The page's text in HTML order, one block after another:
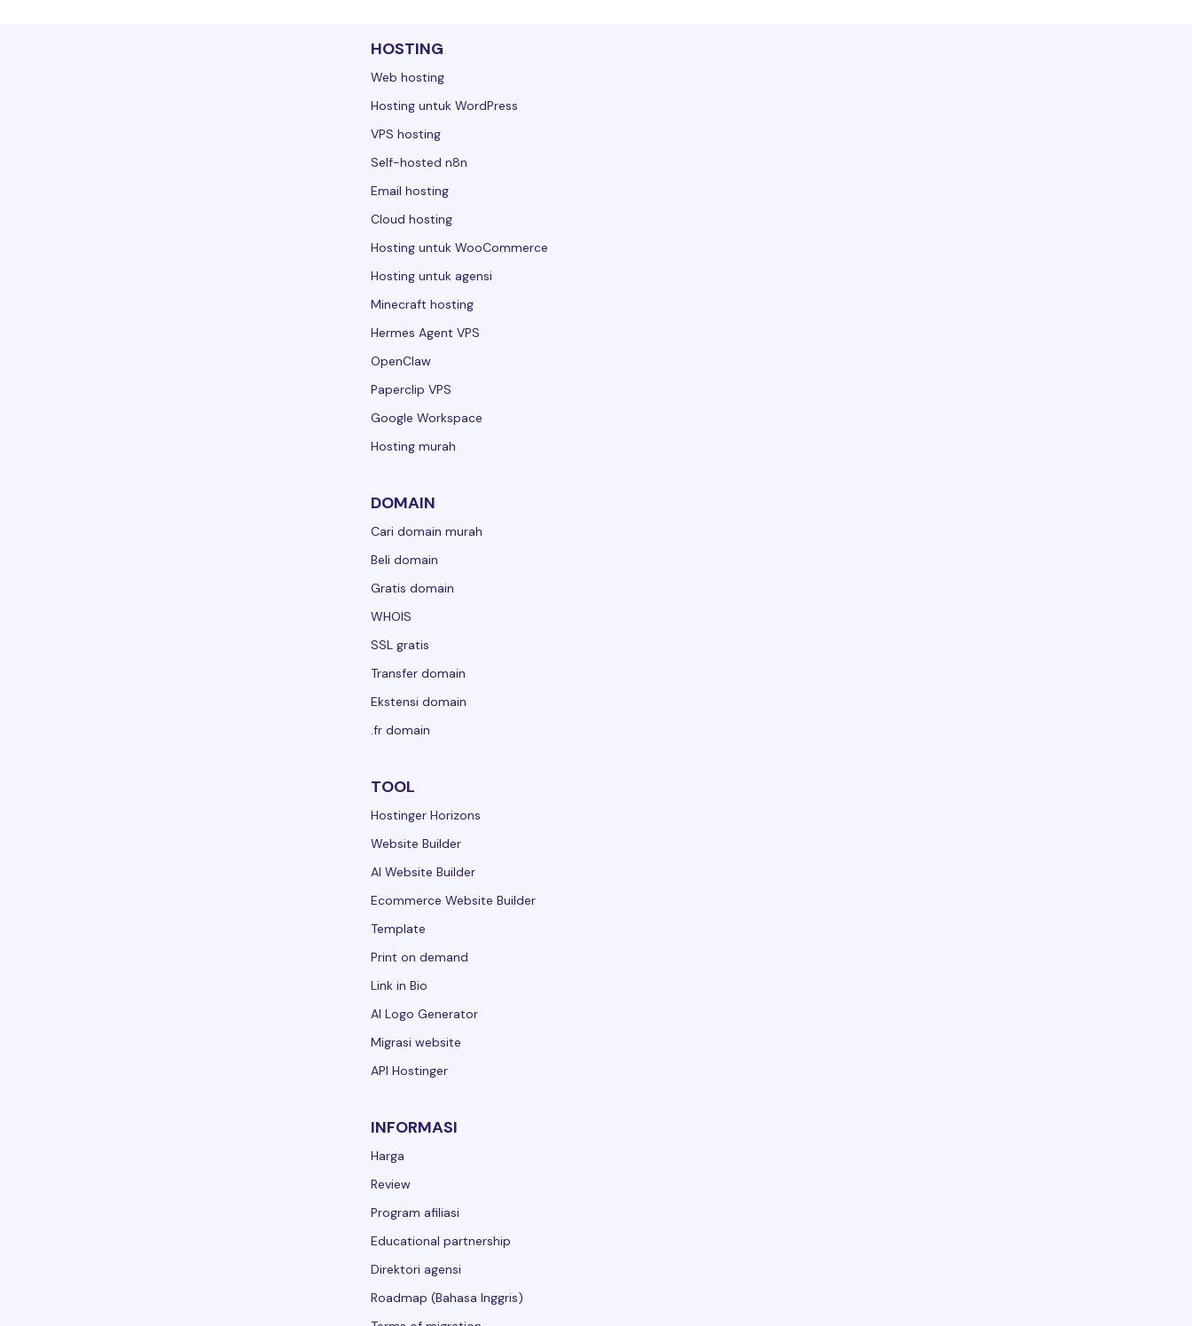
HOSTING
Web hosting
Hosting untuk WordPress
VPS hosting
Self-hosted n8n
Email hosting
Cloud hosting
Hosting untuk WooCommerce
Hosting untuk agensi
Minecraft hosting
Hermes Agent VPS
OpenClaw
Paperclip VPS
Google Workspace
Hosting murah
DOMAIN
Cari domain murah
Beli domain
Gratis domain
WHOIS
SSL gratis
Transfer domain
Ekstensi domain
.fr domain
TOOL
Hostinger Horizons
Website Builder
AI Website Builder
Ecommerce Website Builder
Template
Print on demand
Link in Bio
AI Logo Generator
Migrasi website
API Hostinger
INFORMASI
Harga
Review
Program afiliasi
Educational partnership
Direktori agensi
Roadmap (Bahasa Inggris)